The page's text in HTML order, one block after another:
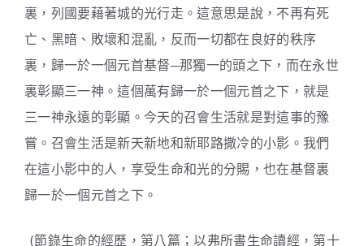
裏，列國要藉著城的光行走。這意思是說，不再有死
亡、黑暗、敗壞和混亂，反而一切都在良好的秩序
裏，歸一於一個元首基督─那獨一的頭之下，而在永世
裏彰顯三一神。這個萬有歸一於一個元首之下，就是
三一神永遠的彰顯。今天的召會生活就是對這事的豫
嘗。召會生活是新天新地和新耶路撒冷的小影。我們
在這小影中的人，享受生命和光的分賜，也在基督裏
歸一於一個元首之下。
(節錄生命的經歷，第八篇；以弗所書生命讀經，第十